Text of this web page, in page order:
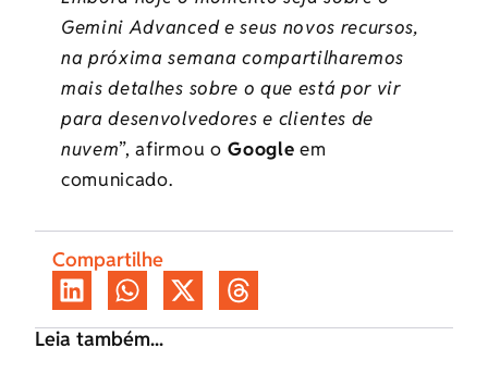
Gemini Advanced e seus novos recursos,
na próxima semana compartilharemos
mais detalhes sobre o que está por vir
para desenvolvedores e clientes de
nuvem”, afirmou o Google em
comunicado.
Compartilhe
Leia também...